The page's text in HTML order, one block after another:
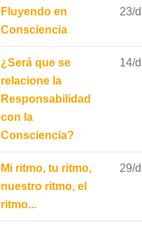
Fluyendo en
Consciencia
23/
¿Será que se
relacione la
Responsabilidad
con la
Consciencia?
14/
Mi ritmo, tu ritmo,
nuestro ritmo, el
ritmo...
29/